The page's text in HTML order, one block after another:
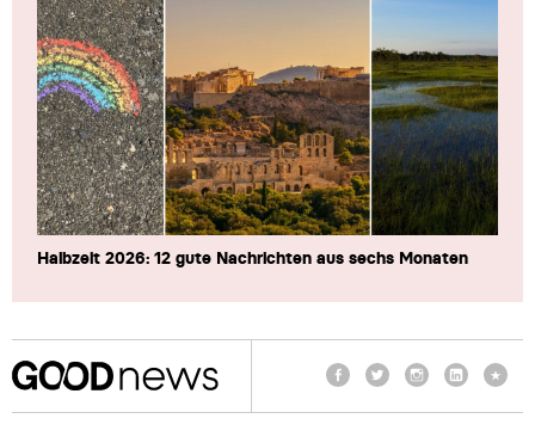
Halbzeit 2026: 12 gute Nachrichten aus sechs Monaten